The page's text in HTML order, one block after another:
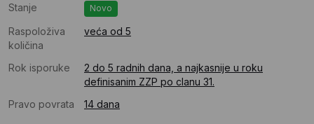
Stanje Novo
Raspoloživa
količina
veća od 5
Rok isporuke
2 do 5 radnih dana, a najkasnije u roku
definisanim ZZP po clanu 31.
Pravo povrata
14 dana